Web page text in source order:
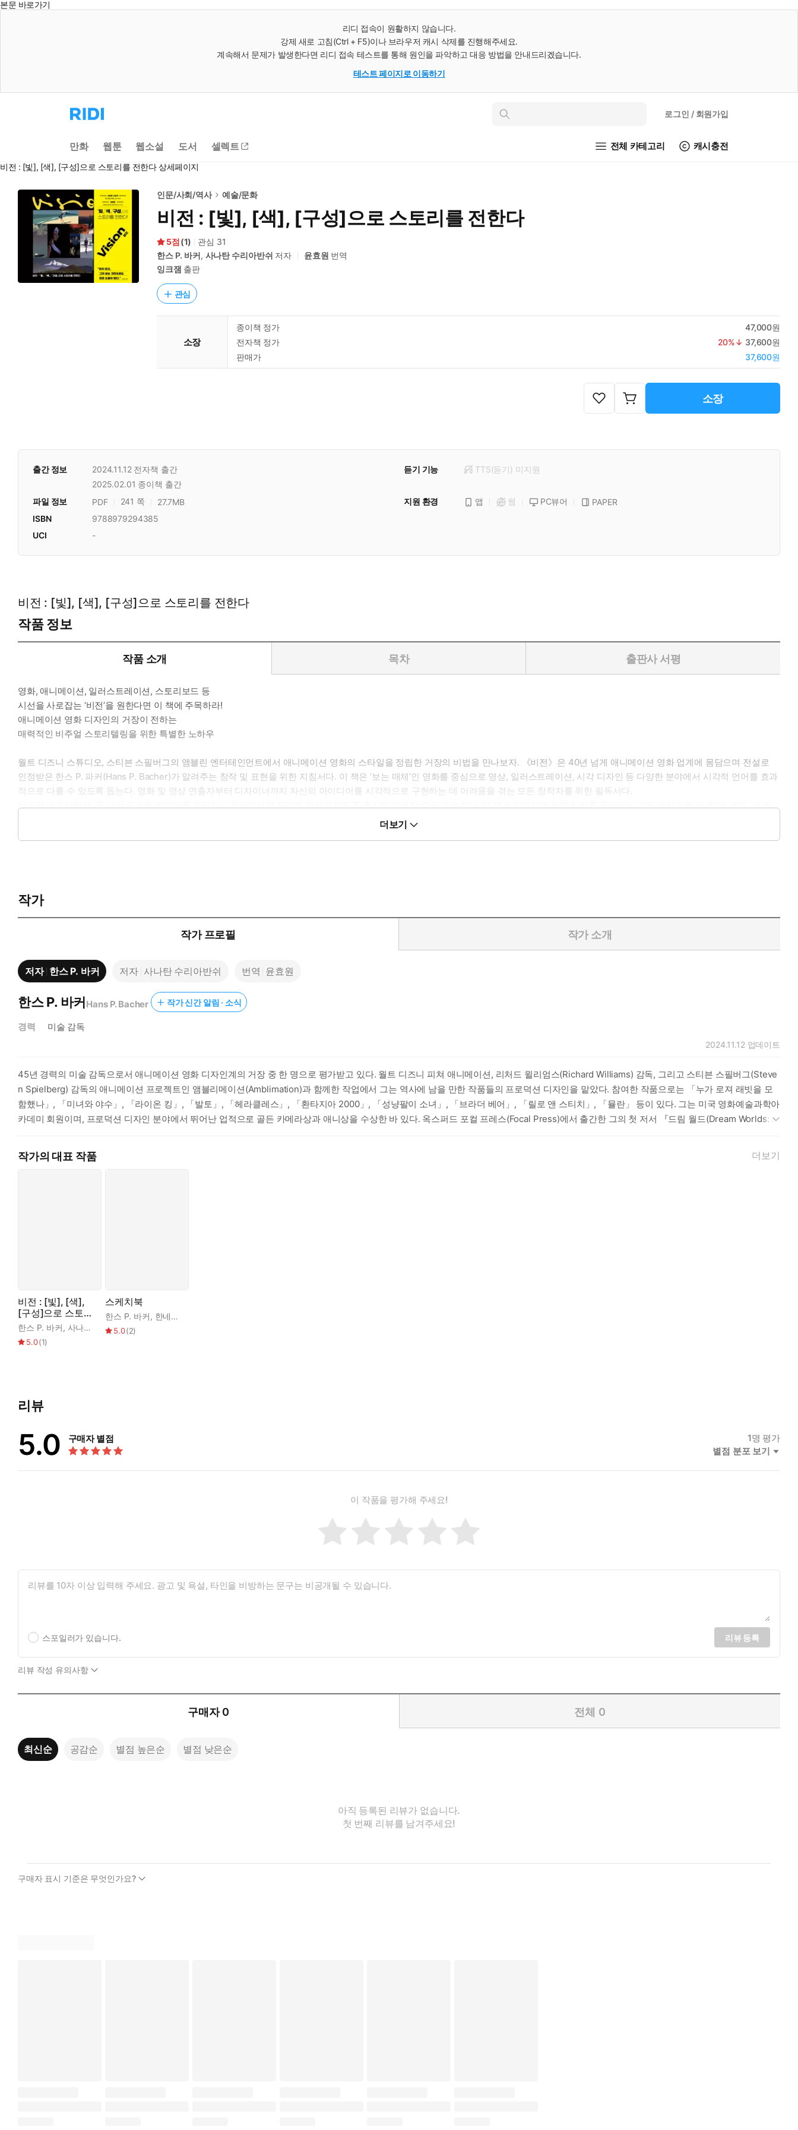
본문 바로가기
리디 접속이 원활하지 않습니다.
강제 새로 고침(Ctrl + F5)이나 브라우저 캐시 삭제를 진행해주세요.
계속해서 문제가 발생한다면 리디 접속 테스트를 통해 원인을 파악하고 대응 방법을 안내드리겠습니다.
테스트 페이지로 이동하기
리
디
으
로
동
인
로그인 / 회원가입
만화 웹툰 웹소설 도서 셀렉트 전체 카테고리 캐시충전
비전 : [빛], [색], [구성]으로 스토리를 전한다 상세페이지
인문/사회/역사 예술/문화
비전 : [빛], [색], [구성]으로 스토리를 전한다
5 (1) 관심 31
한스 P. 바커, 사나탄 수리아반쉬 저자 윤효원 번역
잉크잼 출판
관심
소장
종이책 정가
47,000원
전자책 정가
20%↓ 37,600원
판매가
37,600원
소장
출간 정보 2024.11.12 전자책 출간
2025.02.01 종이책 출간
듣기 기능 TTS(듣기) 미지원
파일 정보 PDF 241 쪽 27.7MB 지원 환경 앱 웹 PC뷰어
PAPER
ISBN
9788979294385
UCI
-
비전 : [빛], [색], [구성]으로 스토리를 전한다
작품 정보
작품 소개 목차 출판사 서평
영화, 애니메이션, 일러스트레이션, 스토리보드 등
시선을 사로잡는 ‘비전’을 원한다면 이 책에 주목하라!
애니메이션 영화 디자인의 거장이 전하는
매력적인 비주얼 스토리텔링을 위한 특별한 노하우
월트 디즈니 스튜디오, 스티븐 스필버그의 앰블린 엔터테인먼트에서 애니메이션 영화의 스타일을 정립한 거장의 비법을 만나보자. 《비전》은 40년 넘게 애니메이션 영화 업계에 몸담으며 전설로
인정받은 한스 P. 파커(Hans P. Bacher)가 알려주는 창작 및 표현을 위한 지침서다. 이 책은 ‘보는 매체’인 영화를 중심으로 영상, 일러스트레이션, 시각 디자인 등 다양한 분야에서 시각적 언어를 효과
적으로 다룰 수 있도록 돕는다. 영화 및 영상 연출자부터 디자이너까지 자신의 아이디어를 시각적으로 구현하는 데 어려움을 겪는 모든 창작자를 위한 필독서다.
비주얼 스토리텔러, 즉 시각 요소로 이야기를 전달하는 창작자라면 화면에 자신의 의도를 충실히 반영할 수 있어야 한다. 이 책은 이미지에 얽힌 심리를 풀어내는 것을 시작으로 선, 형태, 명도, 색 등
시각 요소의 기본을 탐색하며 조명, 카메라, 구성까지 영상 연출을 전반적으로 다룬다. 모든 과정은 시각적 예시와 일러스트로 일목요연하게 구성되어 있으며, 특히 익숙한 영화 장면에서 따온 예시로
한눈에 요점을 파악할 수 있다. 또한 사전 지식이 없는 일반 독자도 쉽게 이해할 수 있도록 어려운 용어는 되도록 배제했다.
더보기
작가
작가 프로필 작가 소개
저자 한스 P. 바커 저자 사나탄 수리아반쉬 번역 윤효원
한스 P. 바커Hans P. Bacher 작가 신간 알림 · 소식
경력 미술 감독
2024.11.12 업데이트
45년 경력의 미술 감독으로서 애니메이션 영화 디자인계의 거장 중 한 명으로 평가받고 있다. 월트 디즈니 피쳐 애니메이션, 리처드 윌리엄스(Richard Williams) 감독, 그리고 스티븐 스필버그(Steve
n Spielberg) 감독의 애니메이션 프로젝트인 앰블리메이션(Amblimation)과 함께한 작업에서 그는 역사에 남을 만한 작품들의 프로덕션 디자인을 맡았다. 참여한 작품으로는 「누가 로져 래빗을 모
함했나」, 「미녀와 야수」, 「라이온 킹」, 「발토」, 「헤라클레스」, 「환타지아 2000」, 「성냥팔이 소녀」, 「브라더 베어」, 「릴로 앤 스티치」, 「뮬란」 등이 있다. 그는 미국 영화예술과학아
카데미 회원이며, 프로덕션 디자인 분야에서 뛰어난 업적으로 골든 카메라상과 애니상을 수상한 바 있다. 옥스퍼드 포컬 프레스(Focal Press)에서 출간한 그의 첫 저서 『드림 월드(Dream Worlds: P
아니라 그의 수많은 강의에 참석한 아시아와 유럽 곳곳에 있는 학생들에게 자신의 지식을 전수하고 있다.
작가의 대표 작품 더보기
비전 : [빛], [색],
[구성]으로 스토리
를 전한다
한스 P. 바커, 사나탄 수리아반쉬
5.0(1)
스케치북
한스 P. 바커, 한네스 랄
5.0(2)
리뷰
5.0 구매자 별점 1명 평가
별점 분포 보기
이 작품을 평가해 주세요!
스포일러가 있습니다. 리뷰 등록
리뷰 작성 유의사항
구매자 0 전체 0
최신순 공감순 별점 높은순 별점 낮은순
아직 등록된 리뷰가 없습니다.
첫 번째 리뷰를 남겨주세요!
구매자 표시 기준은 무엇인가요?